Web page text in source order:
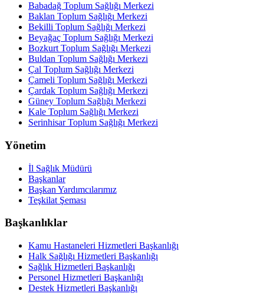
Babadağ Toplum Sağlığı Merkezi
Baklan Toplum Sağlığı Merkezi
Bekilli Toplum Sağlığı Merkezi
Beyağaç Toplum Sağlığı Merkezi
Bozkurt Toplum Sağlığı Merkezi
Buldan Toplum Sağlığı Merkezi
Çal Toplum Sağlığı Merkezi
Çameli Toplum Sağlığı Merkezi
Çardak Toplum Sağlığı Merkezi
Güney Toplum Sağlığı Merkezi
Kale Toplum Sağlığı Merkezi
Serinhisar Toplum Sağlığı Merkezi
Yönetim
İl Sağlık Müdürü
Başkanlar
Başkan Yardımcılarımız
Teşkilat Şeması
Başkanlıklar
Kamu Hastaneleri Hizmetleri Başkanlığı
Halk Sağlığı Hizmetleri Başkanlığı
Sağlık Hizmetleri Başkanlığı
Personel Hizmetleri Başkanlığı
Destek Hizmetleri Başkanlığı